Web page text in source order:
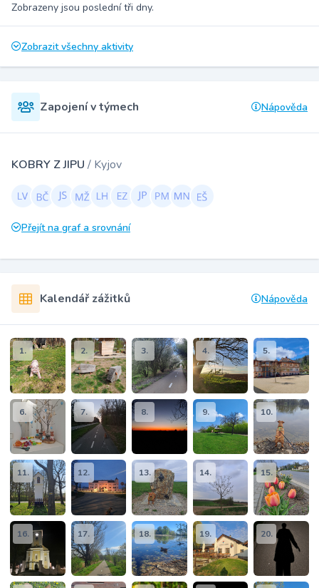
Zobrazeny jsou poslední tři dny.
Zobrazit všechny aktivity
Zapojení v týmech Nápověda
KOBRY Z JIPU / Kyjov
Přejít na graf a srovnání
Kalendář zážitků Nápověda
1. 2. 3. 4. 5.
6. 7. 8. 9. 10.
11. 12. 13. 14. 15.
16. 17. 18. 19. 20.